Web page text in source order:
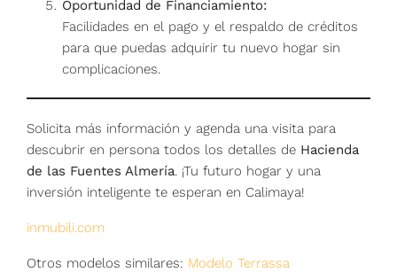
Oportunidad de Financiamiento:
Facilidades en el pago y el respaldo de créditos
para que puedas adquirir tu nuevo hogar sin
complicaciones.
Solicita más información y agenda una visita para
descubrir en persona todos los detalles de Hacienda
de las Fuentes Almería. ¡Tu futuro hogar y una
inversión inteligente te esperan en Calimaya!
inmubili.com
Otros modelos similares: Modelo Terrassa